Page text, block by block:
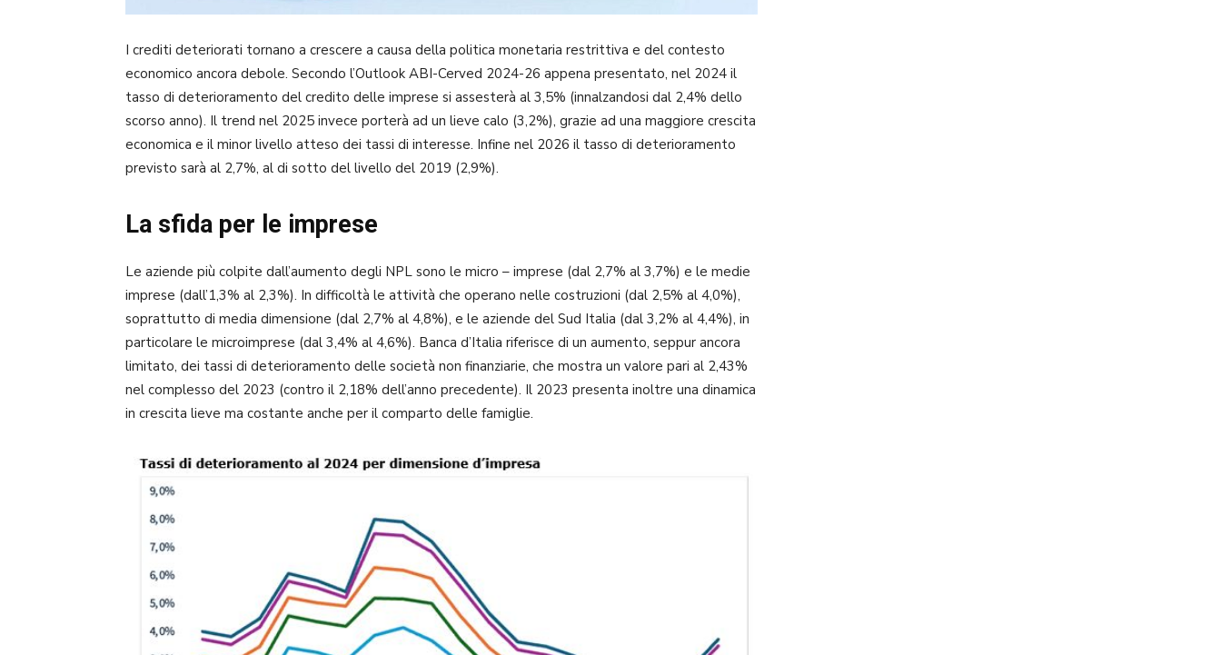
I crediti deteriorati tornano a crescere a causa della politica monetaria restrittiva e del contesto
economico ancora debole. Secondo l’Outlook ABI-Cerved 2024-26 appena presentato, nel 2024 il
tasso di deterioramento del credito delle imprese si assesterà al 3,5% (innalzandosi dal 2,4% dello
scorso anno). Il trend nel 2025 invece porterà ad un lieve calo (3,2%), grazie ad una maggiore crescita
economica e il minor livello atteso dei tassi di interesse. Infine nel 2026 il tasso di deterioramento
previsto sarà al 2,7%, al di sotto del livello del 2019 (2,9%).
La sfida per le imprese
Le aziende più colpite dall’aumento degli NPL sono le micro – imprese (dal 2,7% al 3,7%) e le medie
imprese (dall’1,3% al 2,3%). In difficoltà le attività che operano nelle costruzioni (dal 2,5% al 4,0%),
soprattutto di media dimensione (dal 2,7% al 4,8%), e le aziende del Sud Italia (dal 3,2% al 4,4%), in
particolare le microimprese (dal 3,4% al 4,6%). Banca d’Italia riferisce di un aumento, seppur ancora
limitato, dei tassi di deterioramento delle società non finanziarie, che mostra un valore pari al 2,43%
nel complesso del 2023 (contro il 2,18% dell’anno precedente). Il 2023 presenta inoltre una dinamica
in crescita lieve ma costante anche per il comparto delle famiglie.